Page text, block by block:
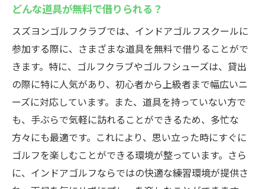
どんな道具が無料で借りられる？
スズヨンゴルフクラブでは、インドアゴルフスクールに
参加する際に、さまざまな道具を無料で借りることがで
きます。特に、ゴルフクラブやゴルフシューズは、貸出
の際に特に人気があり、初心者から上級者まで幅広いニ
ーズに対応しています。また、道具を持っていない方で
も、手ぶらで気軽に訪れることができるため、多忙な
方々にも最適です。これにより、思い立った時にすぐに
ゴルフを楽しむことができる環境が整っています。さら
に、インドアゴルフならではの快適な練習環境が提供さ